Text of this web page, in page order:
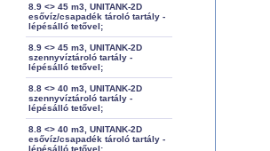
8.9 <> 45 m3, UNITANK-2D
esővíz/csapadék tároló tartály -
lépésálló tetővel;
8.9 <> 45 m3, UNITANK-2D
szennyvíztároló tartály -
lépésálló tetővel;
8.8 <> 40 m3, UNITANK-2D
szennyvíztároló tartály -
lépésálló tetővel;
8.8 <> 40 m3, UNITANK-2D
esővíz/csapadék tároló tartály -
lépésálló tetővel;